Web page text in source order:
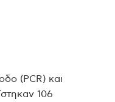
(PCR) και
106